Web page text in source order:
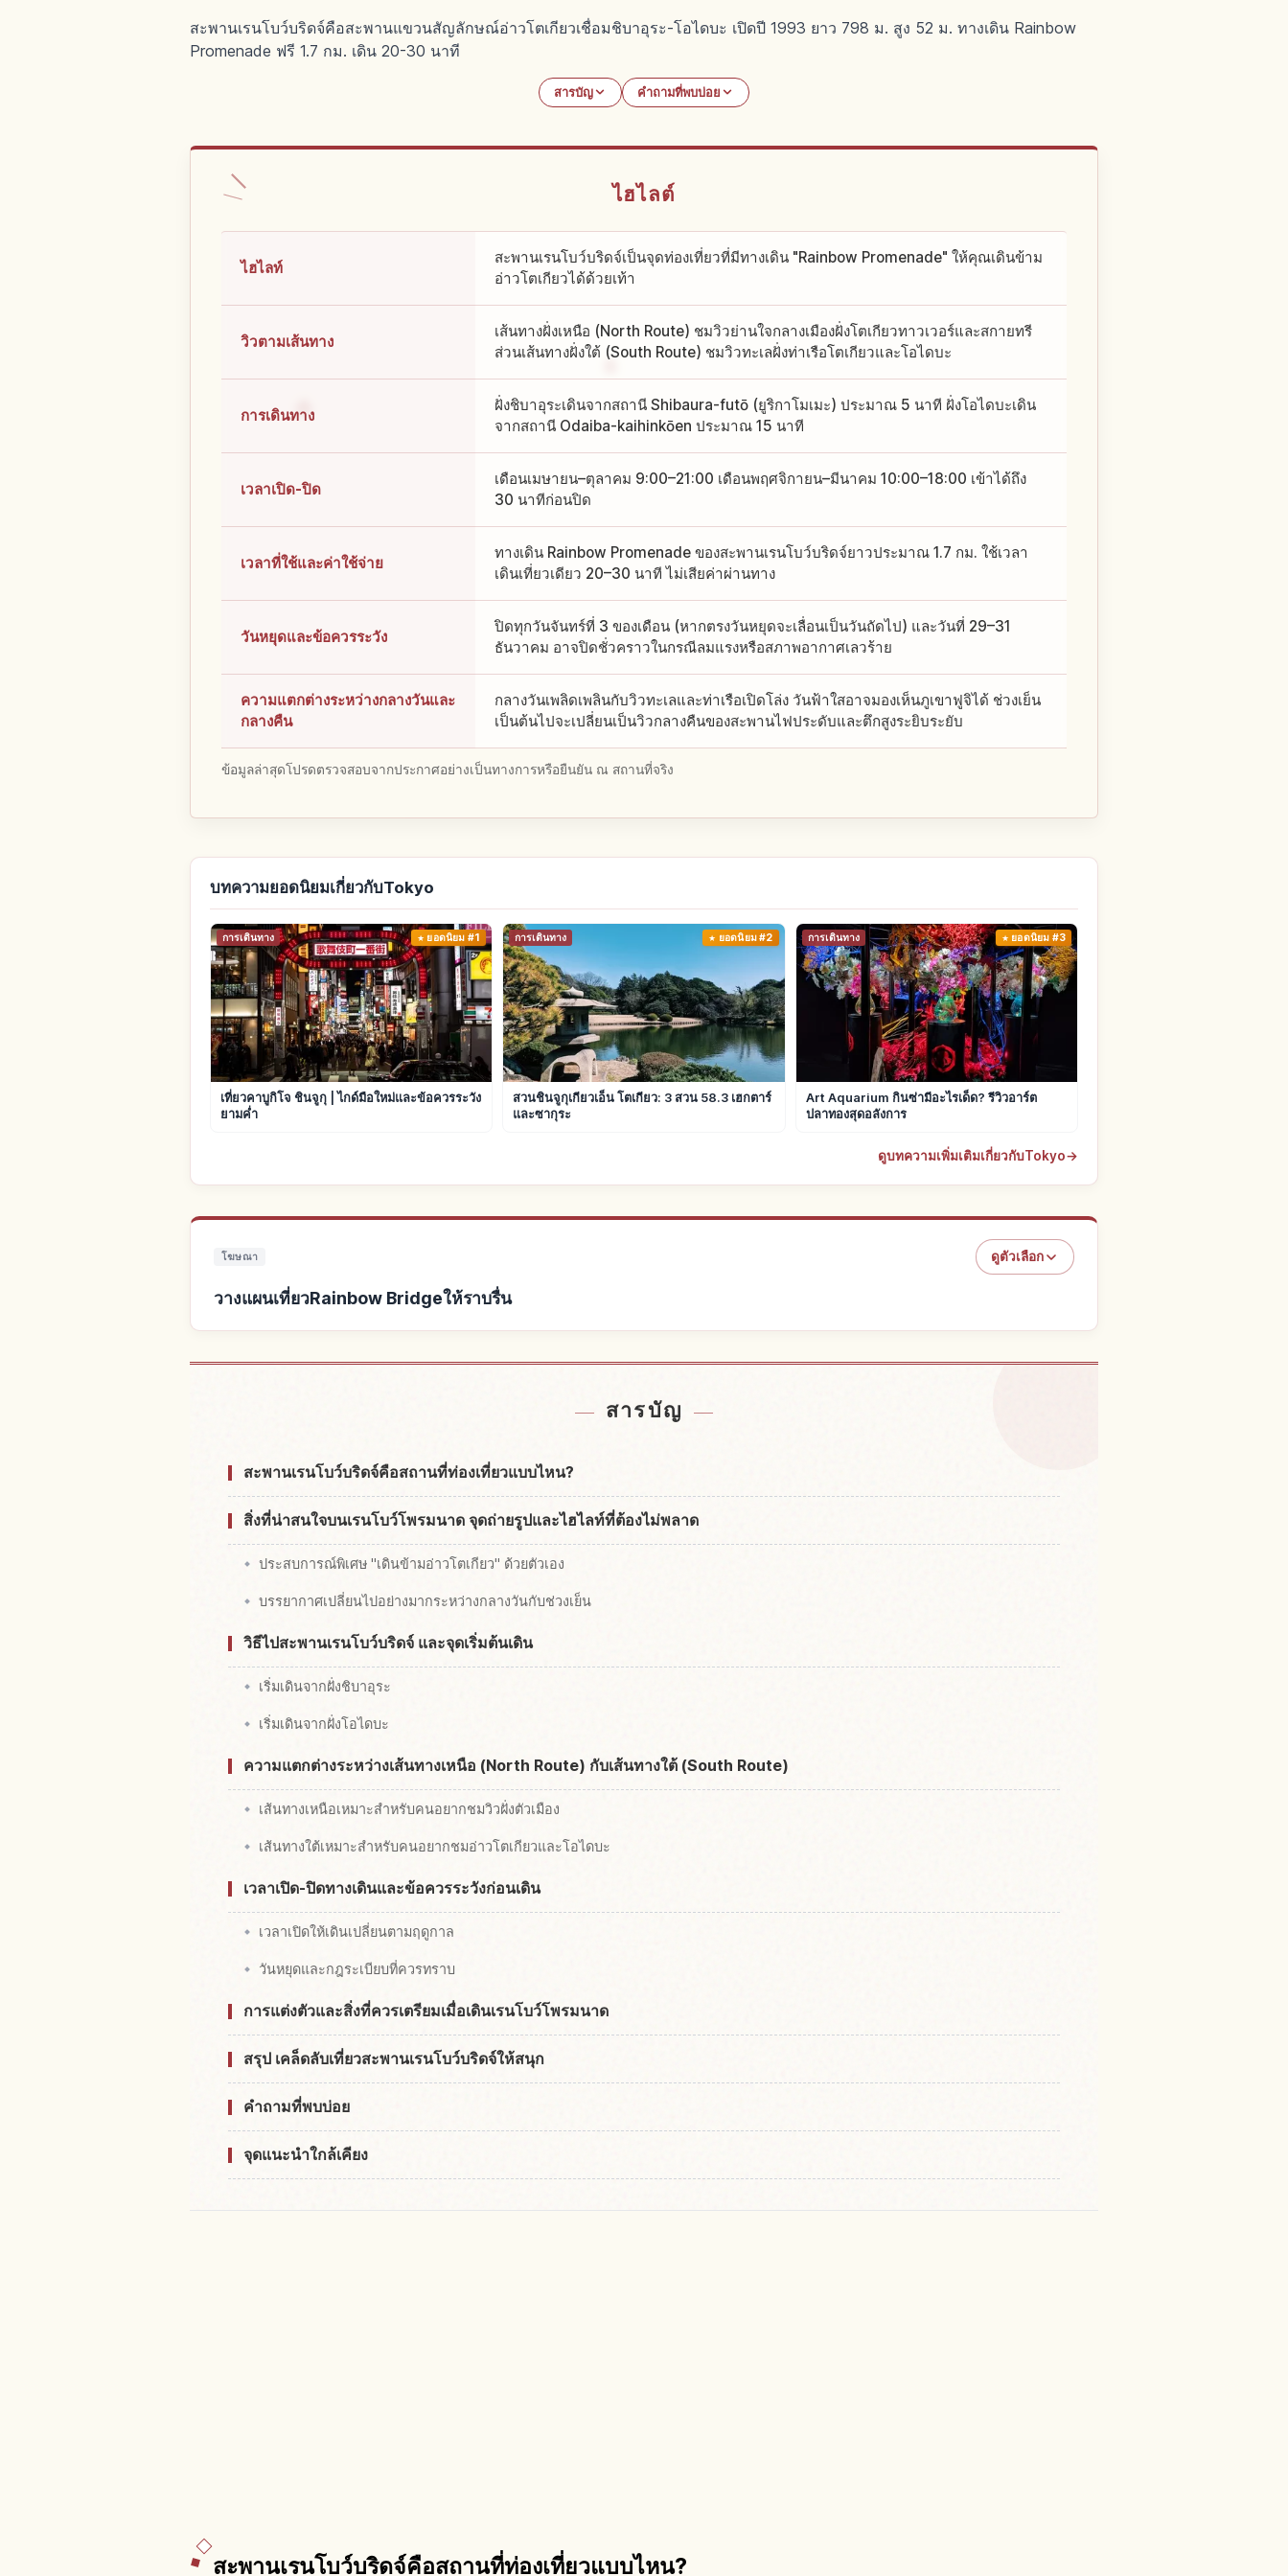
สะพานเรนโบว์บริดจ์คือสะพานแขวนสัญลักษณ์อ่าวโตเกียวเชื่อมชิบาอุระ-โอไดบะ เปิดปี 1993 ยาว 798 ม. สูง 52 ม. ทางเดิน Rainbow
Promenade ฟรี 1.7 กม. เดิน 20-30 นาที
สารบัญ คำถามที่พบบ่อย
ไฮไลต์
ไฮไลท์
สะพานเรนโบว์บริดจ์เป็นจุดท่องเที่ยวที่มีทางเดิน "Rainbow Promenade" ให้คุณเดินข้าม
อ่าวโตเกียวได้ด้วยเท้า
วิวตามเส้นทาง
เส้นทางฝั่งเหนือ (North Route) ชมวิวย่านใจกลางเมืองฝั่งโตเกียวทาวเวอร์และสกายทรี
ส่วนเส้นทางฝั่งใต้ (South Route) ชมวิวทะเลฝั่งท่าเรือโตเกียวและโอไดบะ
การเดินทาง
ฝั่งชิบาอุระเดินจากสถานี Shibaura-futō (ยูริกาโมเมะ) ประมาณ 5 นาที ฝั่งโอไดบะเดิน
จากสถานี Odaiba-kaihinkōen ประมาณ 15 นาที
เวลาเปิด-ปิด
เดือนเมษายน–ตุลาคม 9:00–21:00 เดือนพฤศจิกายน–มีนาคม 10:00–18:00 เข้าได้ถึง
30 นาทีก่อนปิด
เวลาที่ใช้และค่าใช้จ่าย
ทางเดิน Rainbow Promenade ของสะพานเรนโบว์บริดจ์ยาวประมาณ 1.7 กม. ใช้เวลา
เดินเที่ยวเดียว 20–30 นาที ไม่เสียค่าผ่านทาง
วันหยุดและข้อควรระวัง
ปิดทุกวันจันทร์ที่ 3 ของเดือน (หากตรงวันหยุดจะเลื่อนเป็นวันถัดไป) และวันที่ 29–31
ธันวาคม อาจปิดชั่วคราวในกรณีลมแรงหรือสภาพอากาศเลวร้าย
ความแตกต่างระหว่างกลางวันและ
กลางคืน
กลางวันเพลิดเพลินกับวิวทะเลและท่าเรือเปิดโล่ง วันฟ้าใสอาจมองเห็นภูเขาฟูจิได้ ช่วงเย็น
เป็นต้นไปจะเปลี่ยนเป็นวิวกลางคืนของสะพานไฟประดับและตึกสูงระยิบระยับ
ข้อมูลล่าสุดโปรดตรวจสอบจากประกาศอย่างเป็นทางการหรือยืนยัน ณ สถานที่จริง
บทความยอดนิยมเกี่ยวกับTokyo
การเดินทาง ยอดนิยม #1
เที่ยวคาบูกิโจ ชินจูกุ | ไกด์มือใหม่และข้อควรระวัง
ยามค่ำ
การเดินทาง ยอดนิยม #2
สวนชินจูกุเกียวเอ็น โตเกียว: 3 สวน 58.3 เฮกตาร์
และซากุระ
การเดินทาง ยอดนิยม #3
Art Aquarium กินซ่ามีอะไรเด็ด? รีวิวอาร์ต
ปลาทองสุดอลังการ
ดูบทความเพิ่มเติมเกี่ยวกับTokyo→
โฆษณา ดูตัวเลือก
วางแผนเที่ยวRainbow Bridgeให้ราบรื่น
สารบัญ
สะพานเรนโบว์บริดจ์คือสถานที่ท่องเที่ยวแบบไหน?
สิ่งที่น่าสนใจบนเรนโบว์โพรมนาด จุดถ่ายรูปและไฮไลท์ที่ต้องไม่พลาด
ประสบการณ์พิเศษ "เดินข้ามอ่าวโตเกียว" ด้วยตัวเอง
บรรยากาศเปลี่ยนไปอย่างมากระหว่างกลางวันกับช่วงเย็น
วิธีไปสะพานเรนโบว์บริดจ์ และจุดเริ่มต้นเดิน
เริ่มเดินจากฝั่งชิบาอุระ
เริ่มเดินจากฝั่งโอไดบะ
ความแตกต่างระหว่างเส้นทางเหนือ (North Route) กับเส้นทางใต้ (South Route)
เส้นทางเหนือเหมาะสำหรับคนอยากชมวิวฝั่งตัวเมือง
เส้นทางใต้เหมาะสำหรับคนอยากชมอ่าวโตเกียวและโอไดบะ
เวลาเปิด-ปิดทางเดินและข้อควรระวังก่อนเดิน
เวลาเปิดให้เดินเปลี่ยนตามฤดูกาล
วันหยุดและกฎระเบียบที่ควรทราบ
การแต่งตัวและสิ่งที่ควรเตรียมเมื่อเดินเรนโบว์โพรมนาด
สรุป เคล็ดลับเที่ยวสะพานเรนโบว์บริดจ์ให้สนุก
คำถามที่พบบ่อย
จุดแนะนำใกล้เคียง
สะพานเรนโบว์บริดจ์คือสถานที่ท่องเที่ยวแบบไหน?